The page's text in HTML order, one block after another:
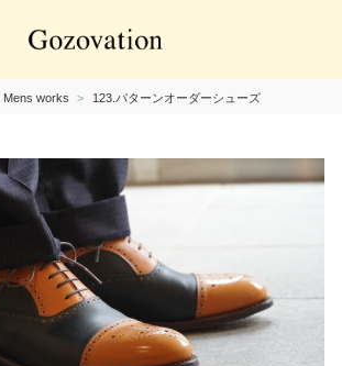
Mens works 123.パターンオーダーシューズ